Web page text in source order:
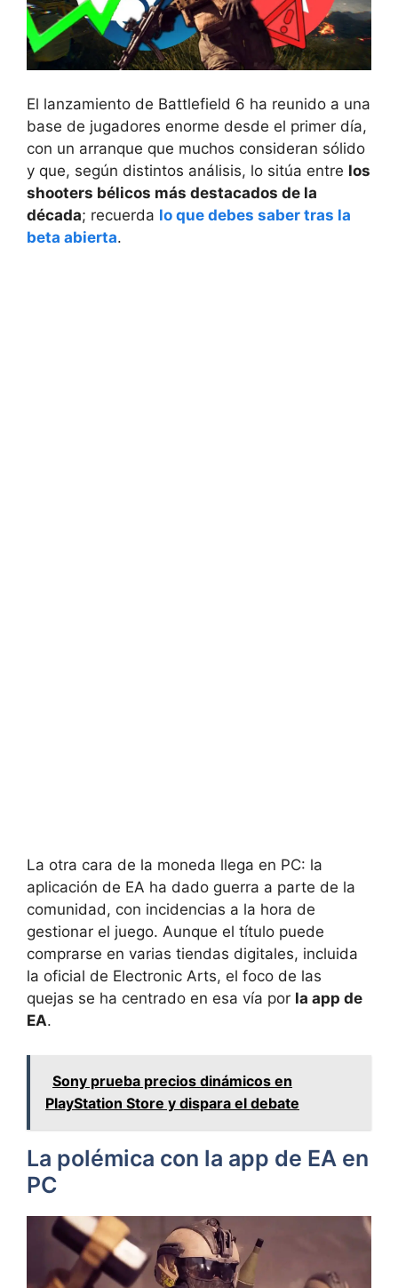
El lanzamiento de Battlefield 6 ha reunido a una
base de jugadores enorme desde el primer día,
con un arranque que muchos consideran sólido
y que, según distintos análisis, lo sitúa entre los
shooters bélicos más destacados de la
década; recuerda lo que debes saber tras la
beta abierta.
La otra cara de la moneda llega en PC: la
aplicación de EA ha dado guerra a parte de la
comunidad, con incidencias a la hora de
gestionar el juego. Aunque el título puede
comprarse en varias tiendas digitales, incluida
la oficial de Electronic Arts, el foco de las
quejas se ha centrado en esa vía por la app de
EA.
Sony prueba precios dinámicos en
PlayStation Store y dispara el debate
La polémica con la app de EA en
PC